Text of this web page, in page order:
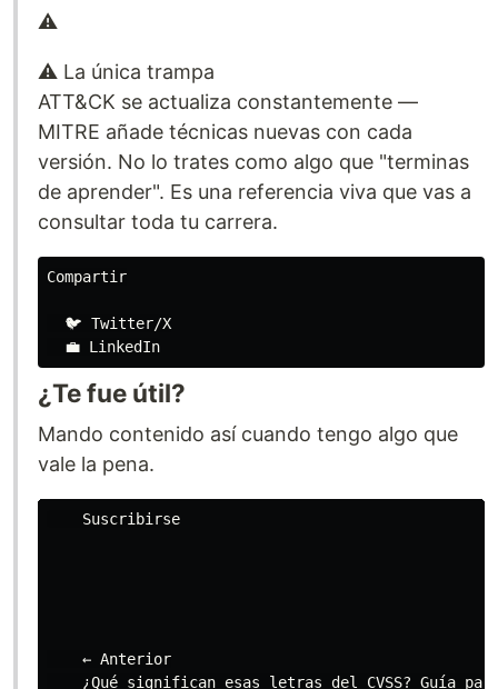
⚠️
⚠️ La única trampa
ATT&CK se actualiza constantemente —
MITRE añade técnicas nuevas con cada
versión. No lo trates como algo que "terminas
de aprender". Es una referencia viva que vas a
consultar toda tu carrera.
Compartir
  🐦 Twitter/X
¿Te fue útil?
Mando contenido así cuando tengo algo que
vale la pena.
    Suscribirse
    ← Anterior
¿Qué significan esas letras del CVSS? Guía